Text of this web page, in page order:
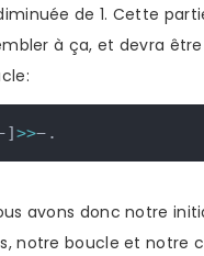
de 1. Cette
à ça, et devra
]>>− .
avons donc notre
notre boucle et notre